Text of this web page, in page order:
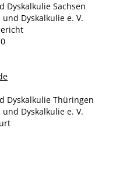
Dyskalkulie Sachsen
Dyskalkulie e. V.
Dyskalkulie Thüringen
Dyskalkulie e. V.